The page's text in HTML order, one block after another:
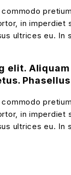
in
eu. In
in
eu. In